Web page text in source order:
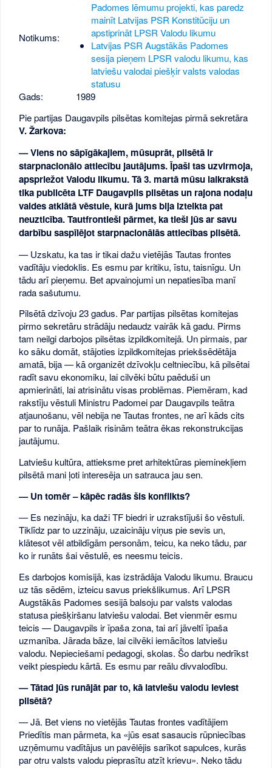
Notikums:
Padomes lēmumu projekti, kas paredz
mainīt Latvijas PSR Konstitūciju un
apstiprināt LPSR Valodu likumu
Latvijas PSR Augstākās Padomes
sesija pieņem LPSR valodu likumu, kas
latviešu valodai piešķir valsts valodas
statusu
Gads:
1989
Pie partijas Daugavpils pilsētas komitejas pirmā sekretāra
V. Žarkova:
— Viens no sāpīgākajiem, mūsuprāt, pilsētā ir
starpnacionālo attiecību jautājums. Īpaši tas uzvirmoja,
apspriežot Valodu likumu. Tā 3. martā mūsu laikrakstā
tika publicēta LTF Daugavpils pilsētas un rajona nodaļu
valdes atklātā vēstule, kurā jums bija izteikta pat
neuzticība. Tautfrontieši pārmet, ka tieši jūs ar savu
darbību saspīlējot starpnacionālās attiecības pilsētā.
— Uzskatu, ka tas ir tikai dažu vietējās Tautas frontes
vadītāju viedoklis. Es esmu par kritiku, īstu, taisnīgu. Un
tādu arī pieņemu. Bet apvainojumi un nepatiesība manī
rada sašutumu.
Pilsētā dzīvoju 23 gadus. Par partijas pilsētas komitejas
pirmo sekretāru strādāju nedaudz vairāk kā gadu. Pirms
tam neilgi darbojos pilsētas izpildkomitejā. Un pirmais, par
ko sāku domāt, stājoties izpildkomitejas priekšsēdētāja
amatā, bija — kā organizēt dzīvokļu celtniecību, kā pilsētai
radīt savu ekonomiku, lai cilvēki būtu paēduši un
apmierināti, lai atrisinātu visas problēmas. Piemēram, kad
rakstīju vēstuli Ministru Padomei par Daugavpils teātra
atjaunošanu, vēl nebija ne Tautas frontes, ne arī kāds cits
par to runāja. Pašlaik risinām teātra ēkas rekonstrukcijas
jautājumu.
Latviešu kultūra, attieksme pret arhitektūras pieminekļiem
pilsētā mani ļoti interesēja un satrauca jau sen.
— Un tomēr – kāpēc radās šis konflikts?
— Es nezināju, ka daži TF biedri ir uzrakstījuši šo vēstuli.
Tiklīdz par to uzzināju, uzaicināju viņus pie sevis un,
klātesot vēl atbildīgām personām, teicu, ka neko tādu, par
ko ir runāts šai vēstulē, es neesmu teicis.
Es darbojos komisijā, kas izstrādāja Valodu likumu. Braucu
uz tās sēdēm, izteicu savus priekšlikumus. Arī LPSR
Augstākās Padomes sesijā balsoju par valsts valodas
statusa piešķiršanu latviešu valodai. Bet vienmēr esmu
teicis — Daugavpils ir īpaša zona, tai arī jāveltī īpaša
uzmanība. Jārada bāze, lai cilvēki iemācītos latviešu
valodu. Nepieciešami pedagogi, skolas. Šo darbu nedrīkst
veikt piespiedu kārtā. Es esmu par reālu divvalodību.
— Tātad jūs runājāt par to, kā latviešu valodu ieviest
pilsētā?
— Jā. Bet viens no vietējās Tautas frontes vadītājiem
Priedītis man pārmeta, ka «jūs esat sasaucis rūpniecības
uzņēmumu vadītājus un pavēlējis sarīkot sapulces, kurās
par otru valsts valodu pieprasītu atzīt krievu». Neko tādu